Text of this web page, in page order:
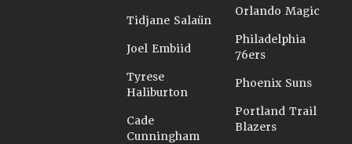
Tidjane Salaün
Joel Embiid
Tyrese
Haliburton
Cade
Cunningham
Orlando Magic
Philadelphia
76ers
Phoenix Suns
Portland Trail
Blazers